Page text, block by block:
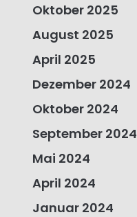
Oktober 2025
August 2025
April 2025
Dezember 2024
Oktober 2024
September 2024
Mai 2024
April 2024
Januar 2024